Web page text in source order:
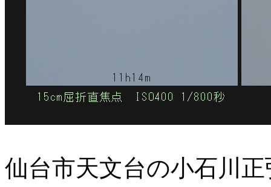
仙台市天文台の小石川